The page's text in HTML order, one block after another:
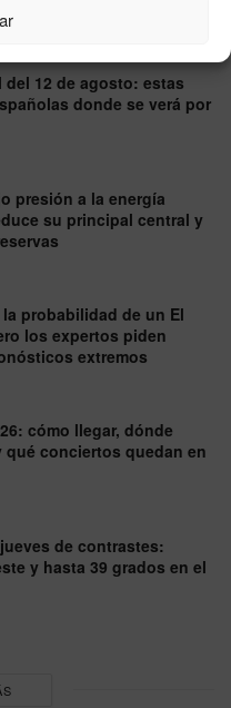
12 de agosto: estas
donde se verá por
presión a la energía
su principal central y
la probabilidad de un El
los expertos piden
extremos
cómo llegar, dónde
qué conciertos quedan en
de contrastes:
y hasta 39 grados en el